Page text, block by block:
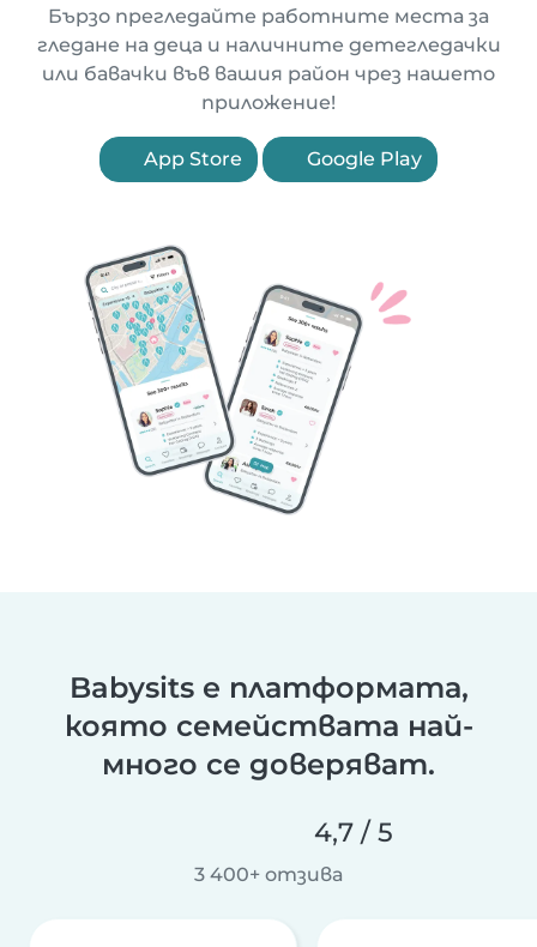
Бързо прегледайте работните места за
гледане на деца и наличните детегледачки
или бавачки във вашия район чрез нашето
приложение!
App Store Google Play
Babysits е платформата,
която семействата най-
много се доверяват.
4,7 / 5
3 400+ отзива